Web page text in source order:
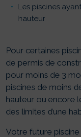
Les piscines
hauteur
Pour certaines
de permis de
pour moins de 3
piscines de moins
hauteur ou encore
des limites d’une
Votre future piscine